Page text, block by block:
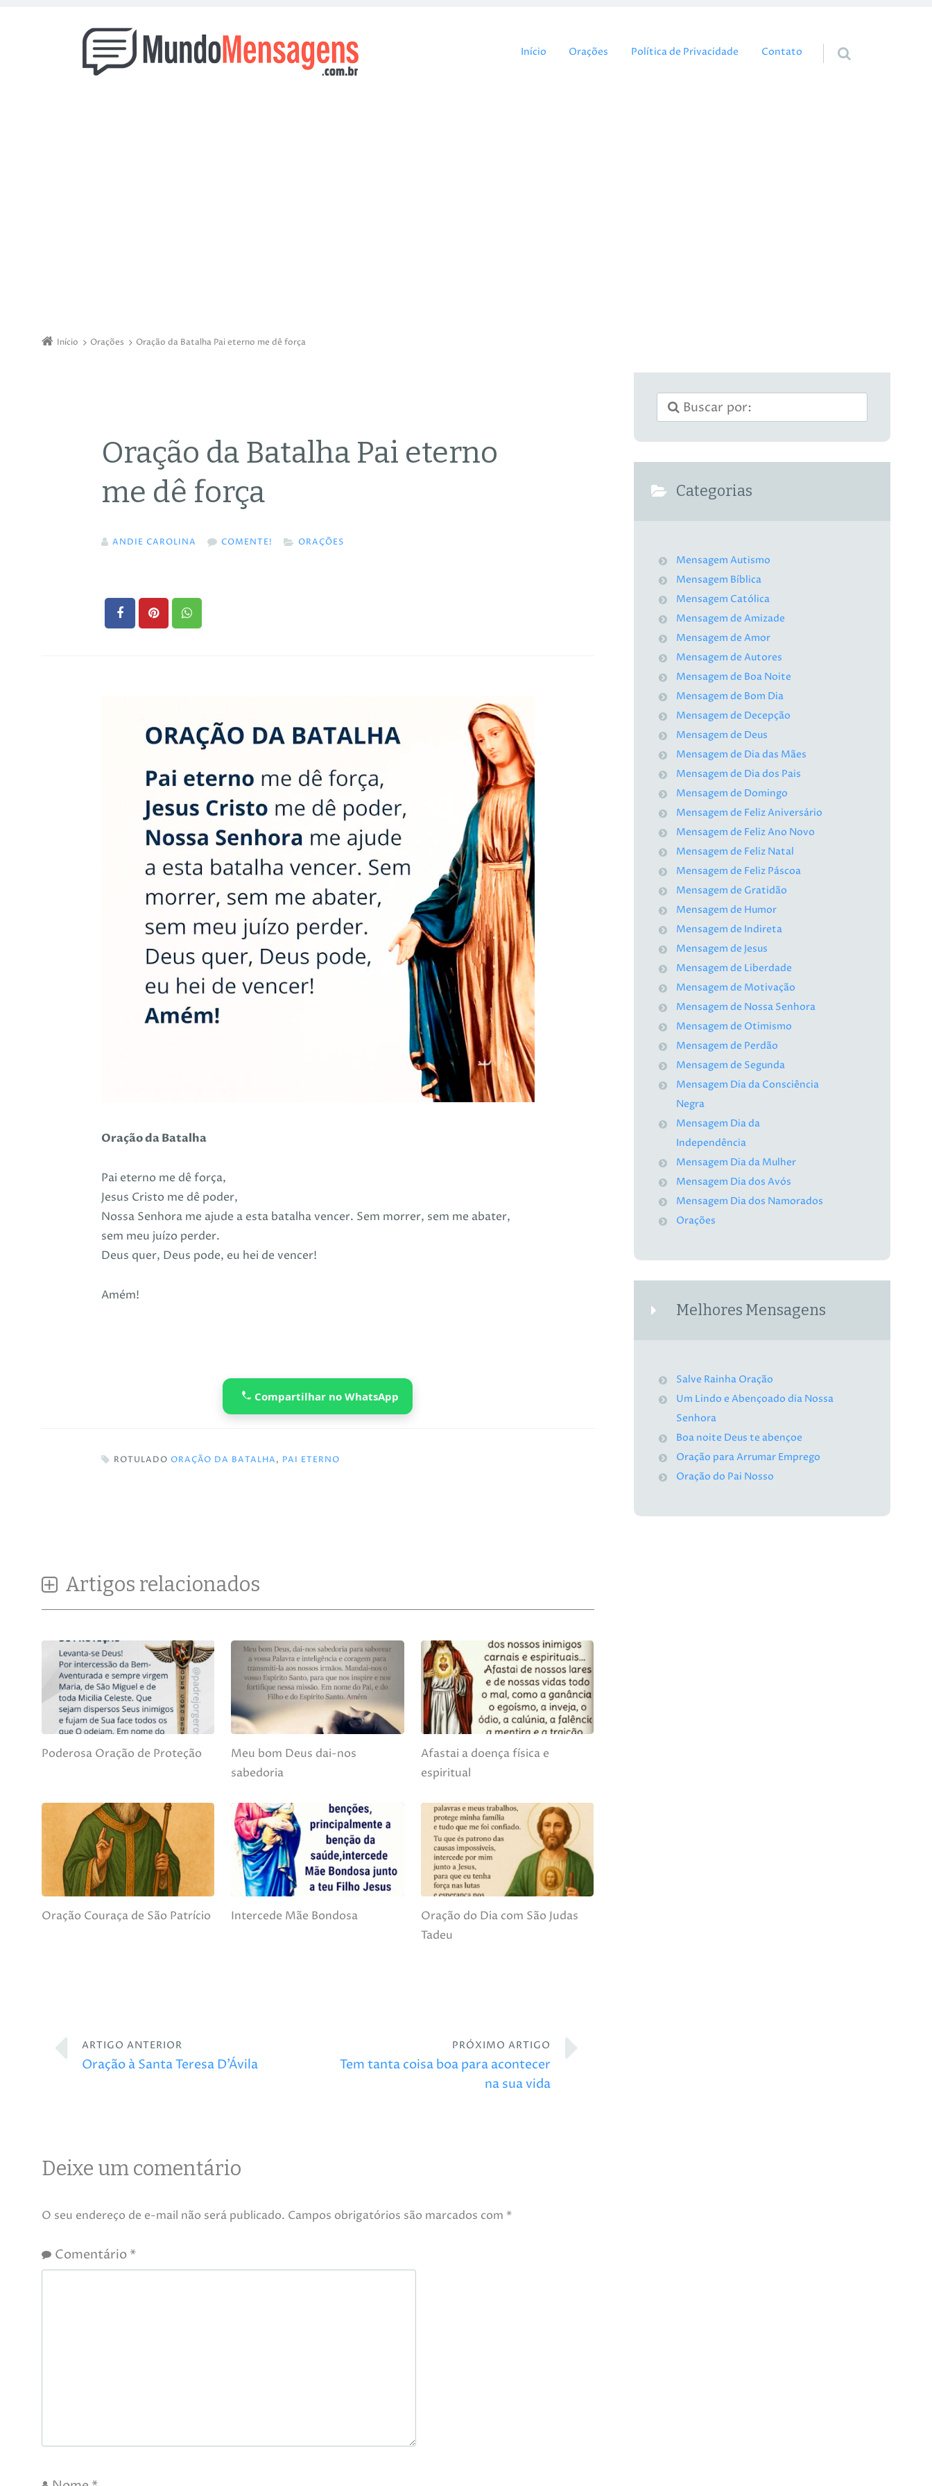
Pular para o conteúdo
Início Orações Política de Privacidade Contato
Início Orações Oração da Batalha Pai eterno me dê força
Oração da Batalha Pai eterno
me dê força
ANDIE CAROLINA COMENTE! ORAÇÕES
Oração da Batalha
Pai eterno me dê força,
Jesus Cristo me dê poder,
Nossa Senhora me ajude a esta batalha vencer. Sem morrer, sem me abater,
sem meu juízo perder.
Deus quer, Deus pode, eu hei de vencer!
Amém!
Compartilhar no WhatsApp
ROTULADO ORAÇÃO DA BATALHA, PAI ETERNO
Artigos relacionados
Poderosa Oração de Proteção
Meu bom Deus dai-nos
sabedoria
Afastai a doença física e
espiritual
Oração Couraça de São Patrício Intercede Mãe Bondosa
Oração do Dia com São Judas
Tadeu
ARTIGO ANTERIOR
Oração à Santa Teresa D’Ávila
PRÓXIMO ARTIGO
Tem tanta coisa boa para acontecer
na sua vida
Deixe um comentário
O seu endereço de e-mail não será publicado. Campos obrigatórios são marcados com *
Comentário *
Categorias
Mensagem Autismo
Mensagem Bíblica
Mensagem Católica
Mensagem de Amizade
Mensagem de Amor
Mensagem de Autores
Mensagem de Boa Noite
Mensagem de Bom Dia
Mensagem de Decepção
Mensagem de Deus
Mensagem de Dia das Mães
Mensagem de Dia dos Pais
Mensagem de Domingo
Mensagem de Feliz Aniversário
Mensagem de Feliz Ano Novo
Mensagem de Feliz Natal
Mensagem de Feliz Páscoa
Mensagem de Gratidão
Mensagem de Humor
Mensagem de Indireta
Mensagem de Jesus
Mensagem de Liberdade
Mensagem de Motivação
Mensagem de Nossa Senhora
Mensagem de Otimismo
Mensagem de Perdão
Mensagem de Segunda
Mensagem Dia da Consciência
Negra
Mensagem Dia da
Independência
Mensagem Dia da Mulher
Mensagem Dia dos Avós
Mensagem Dia dos Namorados
Orações
Melhores Mensagens
Salve Rainha Oração
Um Lindo e Abençoado dia Nossa
Senhora
Boa noite Deus te abençoe
Oração para Arrumar Emprego
Oração do Pai Nosso